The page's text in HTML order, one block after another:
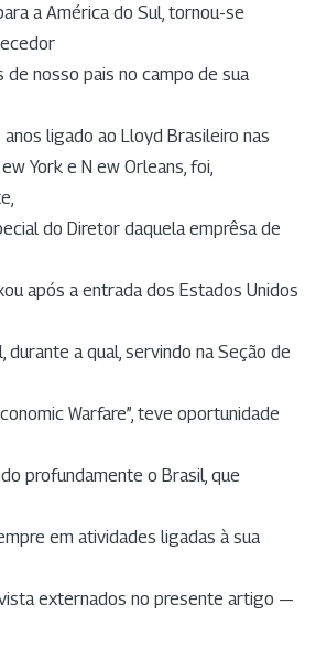
a América do Sul, tornou-se
de nosso pais no campo de sua
ligado ao Lloyd Brasileiro nas
York e N ew Orleans, foi,
do Diretor daquela emprêsa de
após a entrada dos Estados Unidos
durante a qual, servindo na Seção de
Warfare”, teve oportunidade
profundamente o Brasil, que
em atividades ligadas à sua
externados no presente artigo —